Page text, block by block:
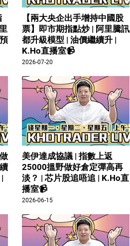
【兩大央企出手增持中國股
票】即市期指點炒 | 阿里騰訊
都升級模型 | 油價繼續升 |
K.Ho直播室📹
2026-07-20
美伊達成協議 | 指數上返
25000搵野做好倉定彈高再
淡？ | 芯片股追唔追 | K.Ho直
播室📹
2026-06-15